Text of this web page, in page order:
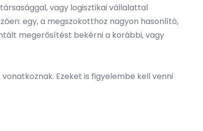
vagy logisztikai vállalattal
egy, a megszokotthoz nagyon hasonlító,
megerősítést bekérni a korábbi, vagy
Ezeket is figyelembe kell venni